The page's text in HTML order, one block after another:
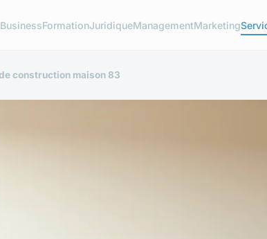
BusinessFormationJuridiqueManagementMarketing
construction maison 83